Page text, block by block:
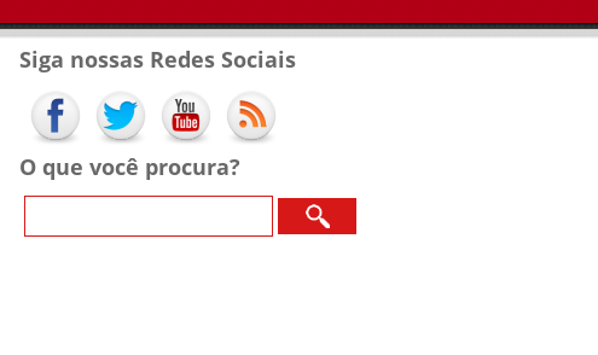
Siga nossas Redes Sociais
O que você procura?